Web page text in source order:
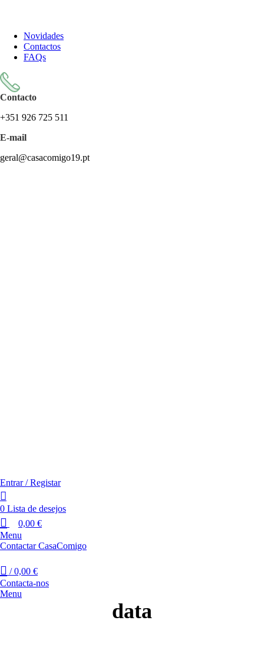
Novidades
Contactos
FAQs
Contacto
+351 926 725 511
E-mail
geral@casacomigo19.pt
Entrar / Registar
0 Lista de desejos
0,00 €
Menu
Contactar CasaComigo
/ 0,00 €
Contacta-nos
Menu
data